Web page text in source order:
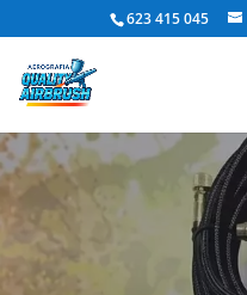
623 415 045